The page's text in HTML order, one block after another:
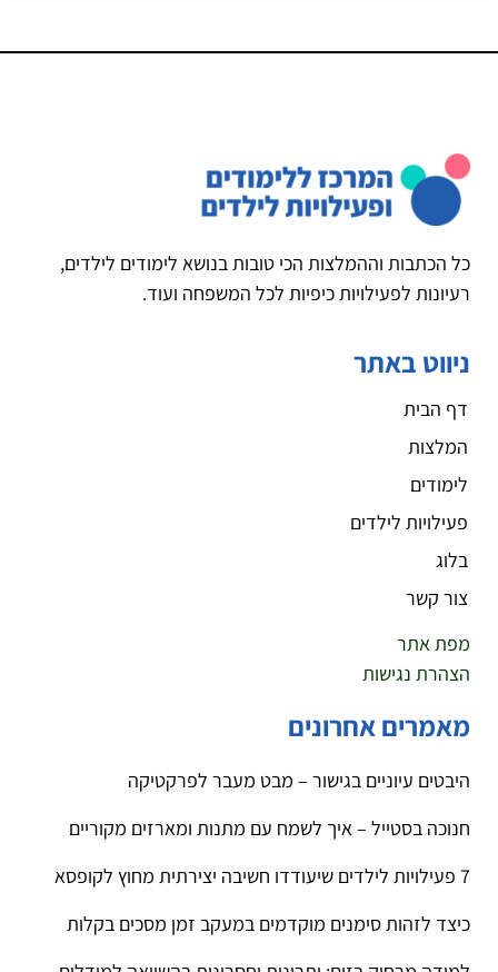
כל הכתבות וההמלצות הכי טובות בנושא לימודים לילדים,
רעיונות לפעילויות כיפיות לכל המשפחה ועוד.
ניווט באתר
דף הבית
המלצות
לימודים
פעילויות לילדים
בלוג
צור קשר
מפת אתר
הצהרת נגישות
מאמרים אחרונים
היבטים עיוניים בגישור – מבט מעבר לפרקטיקה
חנוכה בסטייל – איך לשמח עם מתנות ומארזים מקוריים
7 פעילויות לילדים שיעודדו חשיבה יצירתית מחוץ לקופסא
כיצד לזהות סימנים מוקדמים במעקב זמן מסכים בקלות